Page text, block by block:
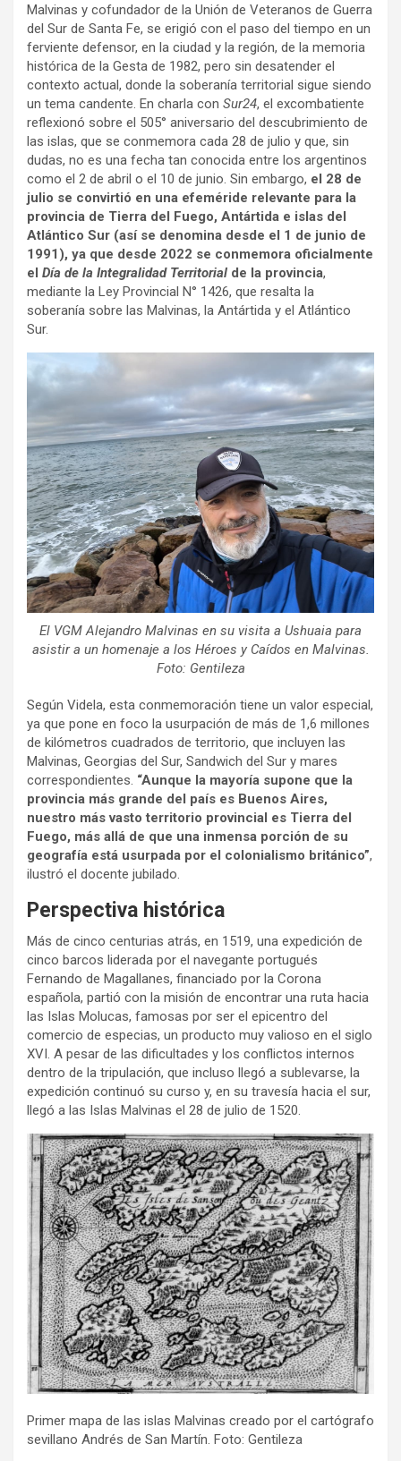
Malvinas y cofundador de la Unión de Veteranos de Guerra
del Sur de Santa Fe, se erigió con el paso del tiempo en un
ferviente defensor, en la ciudad y la región, de la memoria
histórica de la Gesta de 1982, pero sin desatender el
contexto actual, donde la soberanía territorial sigue siendo
un tema candente. En charla con Sur24, el excombatiente
reflexionó sobre el 505° aniversario del descubrimiento de
las islas, que se conmemora cada 28 de julio y que, sin
dudas, no es una fecha tan conocida entre los argentinos
como el 2 de abril o el 10 de junio. Sin embargo, el 28 de
julio se convirtió en una efeméride relevante para la
provincia de Tierra del Fuego, Antártida e islas del
Atlántico Sur (así se denomina desde el 1 de junio de
1991), ya que desde 2022 se conmemora oficialmente
el Día de la Integralidad Territorial de la provincia,
mediante la Ley Provincial N° 1426, que resalta la
soberanía sobre las Malvinas, la Antártida y el Atlántico
Sur.
El VGM Alejandro Malvinas en su visita a Ushuaia para
asistir a un homenaje a los Héroes y Caídos en Malvinas.
Foto: Gentileza
Según Videla, esta conmemoración tiene un valor especial,
ya que pone en foco la usurpación de más de 1,6 millones
de kilómetros cuadrados de territorio, que incluyen las
Malvinas, Georgias del Sur, Sandwich del Sur y mares
correspondientes. “Aunque la mayoría supone que la
provincia más grande del país es Buenos Aires,
nuestro más vasto territorio provincial es Tierra del
Fuego, más allá de que una inmensa porción de su
geografía está usurpada por el colonialismo británico”,
ilustró el docente jubilado.
Perspectiva histórica
Más de cinco centurias atrás, en 1519, una expedición de
cinco barcos liderada por el navegante portugués
Fernando de Magallanes, financiado por la Corona
española, partió con la misión de encontrar una ruta hacia
las Islas Molucas, famosas por ser el epicentro del
comercio de especias, un producto muy valioso en el siglo
XVI. A pesar de las dificultades y los conflictos internos
dentro de la tripulación, que incluso llegó a sublevarse, la
expedición continuó su curso y, en su travesía hacia el sur,
llegó a las Islas Malvinas el 28 de julio de 1520.
Primer mapa de las islas Malvinas creado por el cartógrafo
sevillano Andrés de San Martín. Foto: Gentileza